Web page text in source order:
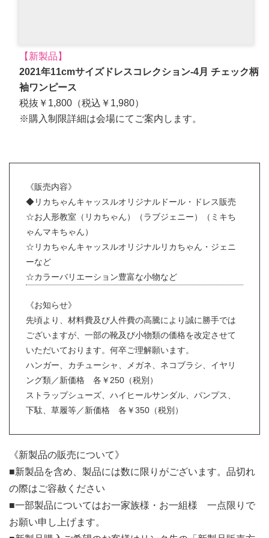
【新製品】
2021年11cmサイズドレスコレクション-4⽉ チェック柄
袖ワンピース
税抜￥1,800（税込￥1,980）
※購入制限詳細は会場にてご案内します。
《販売内容》
◆リカちゃんキャッスルオリジナルドール・ドレス販売
☆お人形教室（リカちゃん）（ラブジェニー）（ミキち
ゃんマキちゃん）
☆リカちゃんキャッスルオリジナルリカちゃん・ジェニ
ーなど
☆カラーバリエーション豊富な小物など
《お知らせ》
先頃より、材料費及び人件費の高騰により誠に勝手では
ございますが、一部の靴及び小物類の価格を改定させて
いただいております。何卒ご理解願います。
ハンガー、カチューシャ、メガネ、ネコブラシ、イヤリ
ング類／新価格 各￥250（税別）
ストラップシューズ、ハイヒールサンダル、パンプス、
下駄、草履等／新価格 各￥350（税別）
《新製品の販売について》
■新製品を含め、製品には数に限りがございます。品切れ
の際はご容赦ください
■一部製品についてはお一家族様・お一組様 一点限りで
お願い申し上げます。